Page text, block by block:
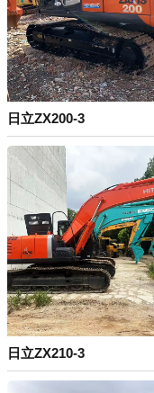
日立ZX200-3
日立ZX210-3